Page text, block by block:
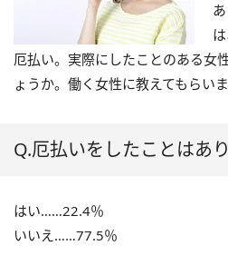
厄払い。実際にしたことのある女
ょうか。働く女性に教えてもらいま
Q.厄払いをしたことはあ
はい……22.4％
いいえ……77.5％